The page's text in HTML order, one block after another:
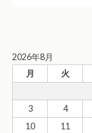
2026年8月
月
火
3
4
10
11